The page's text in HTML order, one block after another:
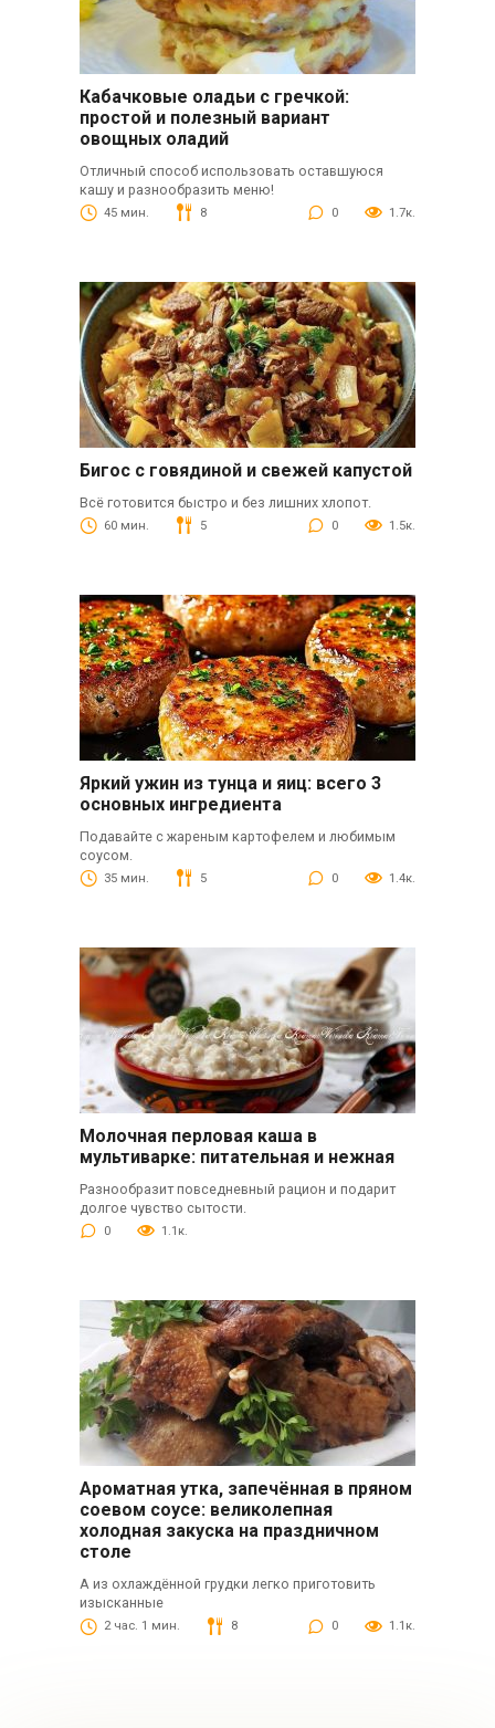
Кабачковые оладьи с гречкой:
простой и полезный вариант
овощных оладий
Отличный способ использовать оставшуюся
кашу и разнообразить меню!
45 мин. 8 0 1.7к.
Бигос с говядиной и свежей капустой
Всё готовится быстро и без лишних хлопот.
60 мин. 5 0 1.5к.
Яркий ужин из тунца и яиц: всего 3
основных ингредиента
Подавайте с жареным картофелем и любимым
соусом.
35 мин. 5 0 1.4к.
Молочная перловая каша в
мультиварке: питательная и нежная
Разнообразит повседневный рацион и подарит
долгое чувство сытости.
0 1.1к.
Ароматная утка, запечённая в пряном
соевом соусе: великолепная
холодная закуска на праздничном
столе
А из охлаждённой грудки легко приготовить
изысканные
2 час. 1 мин. 8 0 1.1к.